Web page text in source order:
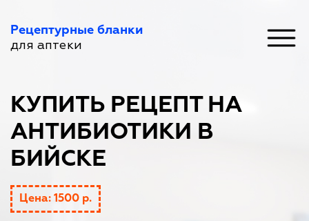
Рецептурные бланки
для аптеки
КУПИТЬ РЕЦЕПТ НА
АНТИБИОТИКИ В
БИЙСКЕ
Цена: 1500 р.